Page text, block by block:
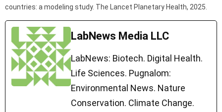
countries: a modeling study. The Lancet Planetary Health, 2025.
LabNews Media LLC
LabNews: Biotech. Digital Health.
Life Sciences. Pugnalom:
Environmental News. Nature
Conservation. Climate Change.